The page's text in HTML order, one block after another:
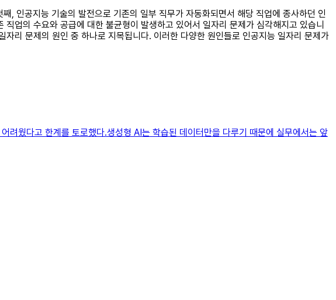
, 인공지능 기술의 발전으로 기존의 일부 직무가 자동화되면서 해당 직업에 종사하던 인
업의 수요와 공급에 대한 불균형이 발생하고 있어서 일자리 문제가 심각해지고 있습니
리 문제의 원인 중 하나로 지목됩니다. 이러한 다양한 원인들로 인공지능 일자리 문제가
려웠다고 한계를 토로했다.생성형 AI는 학습된 데이터만을 다루기 때문에 실무에서는 앞